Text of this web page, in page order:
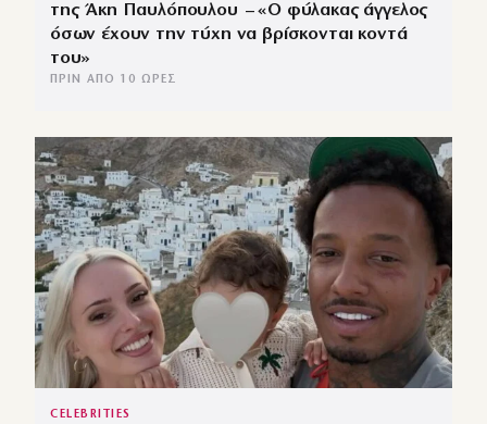
της Άκη Παυλόπουλου – «Ο φύλακας άγγελος
όσων έχουν την τύχη να βρίσκονται κοντά
του»
ΠΡΙΝ ΑΠΌ 10 ΏΡΕΣ
CELEBRITIES